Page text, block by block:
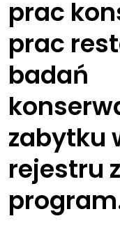
prac
prac
badań
zabytku
rejestru